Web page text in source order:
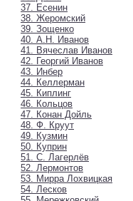
37. Есенин
38. Жеромский
39. Зощенко
40. А.Н. Иванов
41. Вячеслав Иванов
42. Георгий Иванов
43. Инбер
44. Келлерман
45. Киплинг
46. Кольцов
47. Конан Дойль
48. Ф. Круут
49. Кузмин
50. Куприн
51. С. Лагерлёв
52. Лермонтов
53. Мирра Лохвицкая
54. Лесков